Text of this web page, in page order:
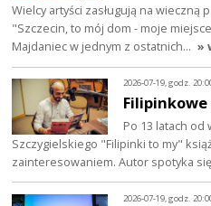
Wielcy artyści zasługują na wieczną
"Szczecin, to mój dom - moje
Majdaniec w jednym z ostatnich… »
2026-07-19, godz.
Po 13 latach od
Szczygielskiego "Filipinki to my"
zainteresowaniem. Autor spotyka
2026-07-19, godz.